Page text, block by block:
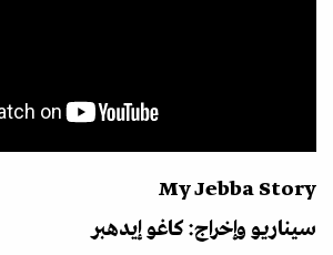
My Jebba Story
سيناريو وإخراج: كاغو إيدهبر